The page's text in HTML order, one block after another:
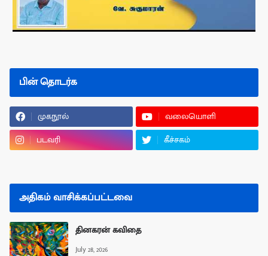
பின் தொடர்க
முகநூல்
வலையொளி
படவரி
கீச்சகம்
அதிகம் வாசிக்கப்பட்டவை
தினகரன் கவிதை
July 28, 2026